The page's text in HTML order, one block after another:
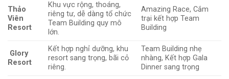
Thảo
Viên
Resort
Khu vực rộng, thoáng,
riêng tư, dễ dàng tổ chức
Team Building quy mô
lớn.
Amazing Race, Cắm
trại kết hợp Team
Building
Glory
Resort
Kết hợp nghỉ dưỡng, khu
resort sang trọng, bãi cỏ
riêng.
Team Building nhẹ
nhàng, Kết hợp Gala
Dinner sang trọng